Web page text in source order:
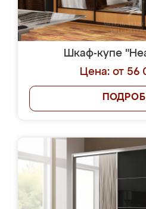
Шкаф-купе
Цена: от 56